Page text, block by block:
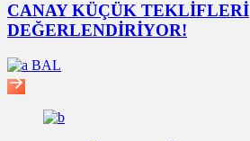
CANAY KÜÇÜK TEKLİFLERİ
DEĞERLENDİRİYOR!
BAL